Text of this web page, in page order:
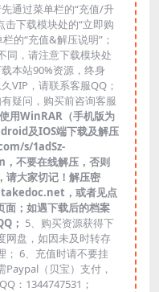
通过菜单栏的“充值/升
击下载模块处的“立即购
的“充值&解压说明”；
同，请注意下载模块处
本站90%资源，终身
VIP，请联系客服QQ；
疑问，购买前咨询客服
用WinRAR（手机版为
及IOS端下载及解压
s/1adSz-
，不要在线解压，否则
请大家切记！解压密
，或者见点
面；如遇下载后的档案
； 5、购买资源获得下
网盘，如因未及时转存
； 6、充值时请不要挂
（贝宝）支付，
：1344747531；